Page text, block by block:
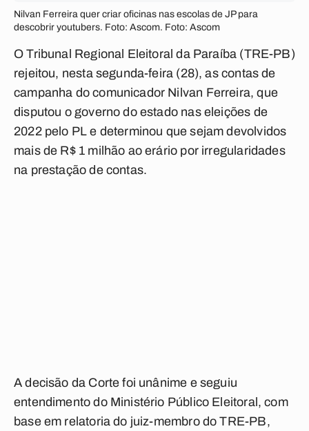
Nilvan Ferreira quer criar oficinas nas escolas de JP para
descobrir youtubers. Foto: Ascom. Foto: Ascom
O Tribunal Regional Eleitoral da Paraíba (TRE-PB)
rejeitou, nesta segunda-feira (28), as contas de
campanha do comunicador Nilvan Ferreira, que
disputou o governo do estado nas eleições de
2022 pelo PL e determinou que sejam devolvidos
mais de R$ 1 milhão ao erário por irregularidades
na prestação de contas.
A decisão da Corte foi unânime e seguiu
entendimento do Ministério Público Eleitoral, com
base em relatoria do juiz-membro do TRE-PB,